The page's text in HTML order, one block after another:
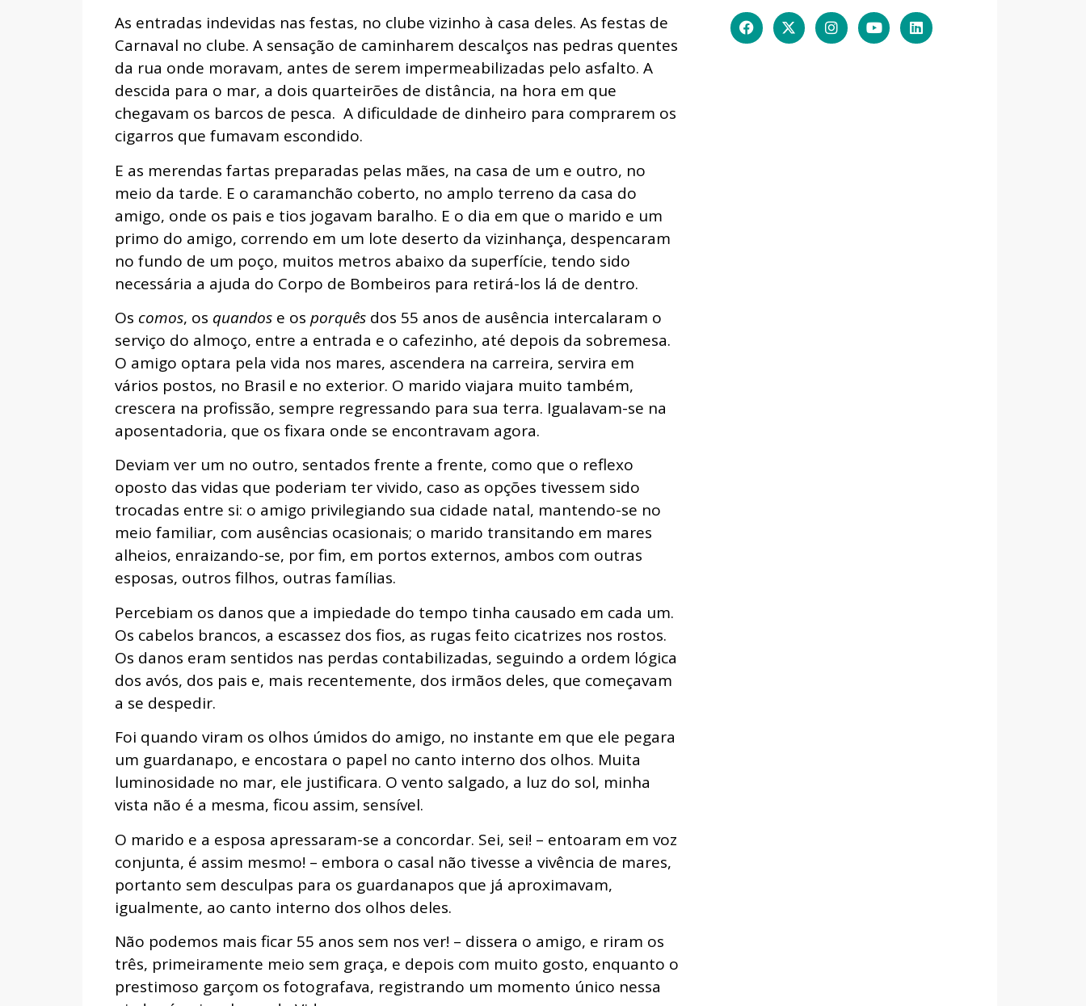
As entradas indevidas nas festas, no clube vizinho à casa deles. As festas de
Carnaval no clube. A sensação de caminharem descalços nas pedras quentes
da rua onde moravam, antes de serem impermeabilizadas pelo asfalto. A
descida para o mar, a dois quarteirões de distância, na hora em que
chegavam os barcos de pesca. A dificuldade de dinheiro para comprarem os
cigarros que fumavam escondido.
E as merendas fartas preparadas pelas mães, na casa de um e outro, no
meio da tarde. E o caramanchão coberto, no amplo terreno da casa do
amigo, onde os pais e tios jogavam baralho. E o dia em que o marido e um
primo do amigo, correndo em um lote deserto da vizinhança, despencaram
no fundo de um poço, muitos metros abaixo da superfície, tendo sido
necessária a ajuda do Corpo de Bombeiros para retirá-los lá de dentro.
Os comos, os quandos e os porquês dos 55 anos de ausência intercalaram o
serviço do almoço, entre a entrada e o cafezinho, até depois da sobremesa.
O amigo optara pela vida nos mares, ascendera na carreira, servira em
vários postos, no Brasil e no exterior. O marido viajara muito também,
crescera na profissão, sempre regressando para sua terra. Igualavam-se na
aposentadoria, que os fixara onde se encontravam agora.
Deviam ver um no outro, sentados frente a frente, como que o reflexo
oposto das vidas que poderiam ter vivido, caso as opções tivessem sido
trocadas entre si: o amigo privilegiando sua cidade natal, mantendo-se no
meio familiar, com ausências ocasionais; o marido transitando em mares
alheios, enraizando-se, por fim, em portos externos, ambos com outras
esposas, outros filhos, outras famílias.
Percebiam os danos que a impiedade do tempo tinha causado em cada um.
Os cabelos brancos, a escassez dos fios, as rugas feito cicatrizes nos rostos.
Os danos eram sentidos nas perdas contabilizadas, seguindo a ordem lógica
dos avós, dos pais e, mais recentemente, dos irmãos deles, que começavam
a se despedir.
Foi quando viram os olhos úmidos do amigo, no instante em que ele pegara
um guardanapo, e encostara o papel no canto interno dos olhos. Muita
luminosidade no mar, ele justificara. O vento salgado, a luz do sol, minha
vista não é a mesma, ficou assim, sensível.
O marido e a esposa apressaram-se a concordar. Sei, sei! – entoaram em voz
conjunta, é assim mesmo! – embora o casal não tivesse a vivência de mares,
portanto sem desculpas para os guardanapos que já aproximavam,
igualmente, ao canto interno dos olhos deles.
Não podemos mais ficar 55 anos sem nos ver! – dissera o amigo, e riram os
três, primeiramente meio sem graça, e depois com muito gosto, enquanto o
prestimoso garçom os fotografava, registrando um momento único nessa